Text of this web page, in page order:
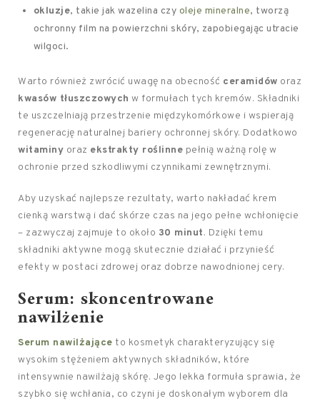
okluzje, takie jak wazelina czy oleje mineralne, tworzą
ochronny film na powierzchni skóry, zapobiegając utracie
wilgoci.
Warto również zwrócić uwagę na obecność ceramidów oraz
kwasów tłuszczowych w formułach tych kremów. Składniki
te uszczelniają przestrzenie międzykomórkowe i wspierają
regenerację naturalnej bariery ochronnej skóry. Dodatkowo
witaminy oraz ekstrakty roślinne pełnią ważną rolę w
ochronie przed szkodliwymi czynnikami zewnętrznymi.
Aby uzyskać najlepsze rezultaty, warto nakładać krem
cienką warstwą i dać skórze czas na jego pełne wchłonięcie
– zazwyczaj zajmuje to około 30 minut. Dzięki temu
składniki aktywne mogą skutecznie działać i przynieść
efekty w postaci zdrowej oraz dobrze nawodnionej cery.
Serum: skoncentrowane
nawilżenie
Serum nawilżające to kosmetyk charakteryzujący się
wysokim stężeniem aktywnych składników, które
intensywnie nawilżają skórę. Jego lekka formuła sprawia, że
szybko się wchłania, co czyni je doskonałym wyborem dla